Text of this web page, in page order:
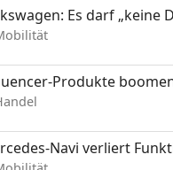
Es darf „keine
Produkte
Navi verliert